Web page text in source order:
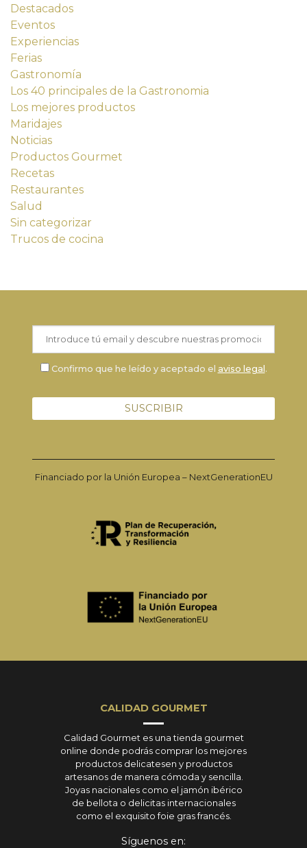
Destacados
Eventos
Experiencias
Ferias
Gastronomía
Los 40 principales de la Gastronomia
Los mejores productos
Maridajes
Noticias
Productos Gourmet
Recetas
Restaurantes
Salud
Sin categorizar
Trucos de cocina
Confirmo que he leído y aceptado el aviso legal.
Financiado por la Unión Europea – NextGenerationEU
CALIDAD GOURMET
Calidad Gourmet es una tienda gourmet
online donde podrás comprar los mejores
productos delicatesen y productos
artesanos de manera cómoda y sencilla.
Joyas nacionales como el jamón ibérico
de bellota o delicitas internacionales
como el exquisito foie gras francés.
Síguenos en: